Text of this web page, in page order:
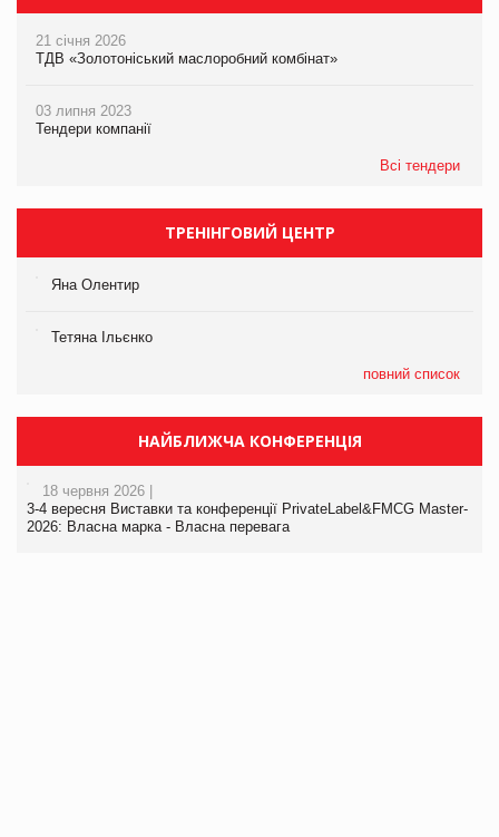
21 січня 2026
ТДВ «Золотоніський маслоробний комбінат»
03 липня 2023
Тендери компанії
Всі тендери
ТРЕНІНГОВИЙ ЦЕНТР
Яна Олентир
Тетяна Ільєнко
повний список
НАЙБЛИЖЧА КОНФЕРЕНЦІЯ
18 червня 2026 |
3-4 вересня Виставки та конференції PrivateLabel&FMCG Master-
2026: Власна марка - Власна перевага